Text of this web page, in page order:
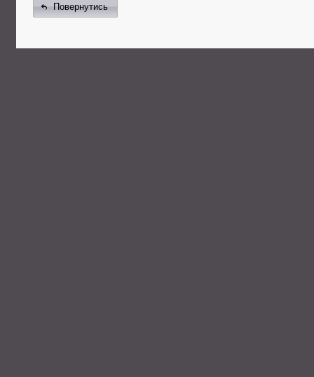
Повернутись